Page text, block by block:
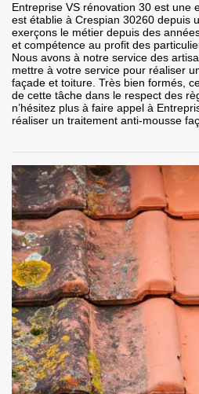
Entreprise VS rénovation 30 est une
est établie à Crespian 30260 depuis
exerçons le métier depuis des
et compétence au profit des
Nous avons à notre service des
mettre à votre service pour réaliser
façade et toiture. Très bien formés,
de cette tâche dans le respect des
n’hésitez plus à faire appel à
réaliser un traitement anti-mousse